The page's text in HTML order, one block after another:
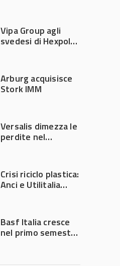
Vipa Group agli
svedesi di Hexpol
Arburg acquisisce
Stork IMM
Versalis dimezza le
perdite nel
Crisi riciclo plastica:
Anci e Utilitalia
Governo
Basf Italia cresce
nel primo semestre